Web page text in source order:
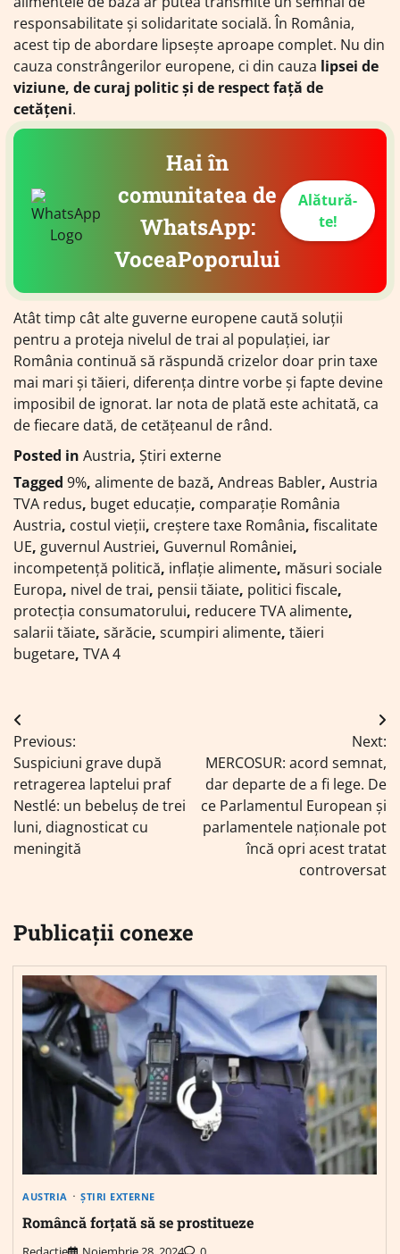
responsabilitate și solidaritate socială. În România,
acest tip de abordare lipsește aproape complet. Nu din
cauza constrângerilor europene, ci din cauza lipsei de
viziune, de curaj politic și de respect față de
cetățeni.
Hai în
comunitatea de
WhatsApp:
VoceaPoporului
Alătură-
te!
Atât timp cât alte guverne europene caută soluții
pentru a proteja nivelul de trai al populației, iar
România continuă să răspundă crizelor doar prin taxe
mai mari și tăieri, diferența dintre vorbe și fapte devine
imposibil de ignorat. Iar nota de plată este achitată, ca
de fiecare dată, de cetățeanul de rând.
Posted in Austria, Știri externe
Tagged 9%, alimente de bază, Andreas Babler, Austria
TVA redus, buget educație, comparație România
Austria, costul vieții, creștere taxe România, fiscalitate
UE, guvernul Austriei, Guvernul României,
incompetență politică, inflație alimente, măsuri sociale
Europa, nivel de trai, pensii tăiate, politici fiscale,
protecția consumatorului, reducere TVA alimente,
salarii tăiate, sărăcie, scumpiri alimente, tăieri
bugetare, TVA 4
Navigare
în
articole
Previous:
Suspiciuni grave după
retragerea laptelui praf
Nestlé: un bebeluș de trei
luni, diagnosticat cu
meningită
Next:
MERCOSUR: acord semnat,
dar departe de a fi lege. De
ce Parlamentul European și
parlamentele naționale pot
încă opri acest tratat
controversat
Publicații conexe
AUSTRIA ȘTIRI EXTERNE
Româncă forțată să se prostitueze